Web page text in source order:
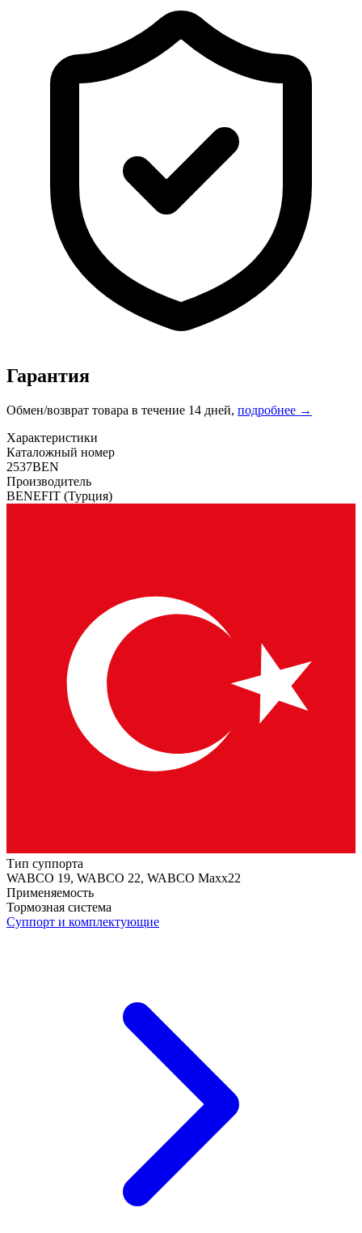
Гарантия
Обмен/возврат товара в течение 14 дней, подробнее →
Характеристики
Каталожный номер
2537BEN
Производитель
BENEFIT (Турция)
Тип суппорта
WABCO 19, WABCO 22, WABCO Maxx22
Применяемость
Тормозная система
Суппорт и комплектующие